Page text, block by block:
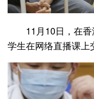
11月10日，在
学生在网络直播课